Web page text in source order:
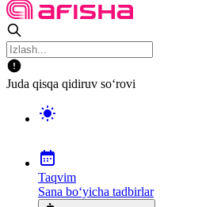
Juda qisqa qidiruv so‘rovi
Taqvim
Sana bo‘yicha tadbirlar